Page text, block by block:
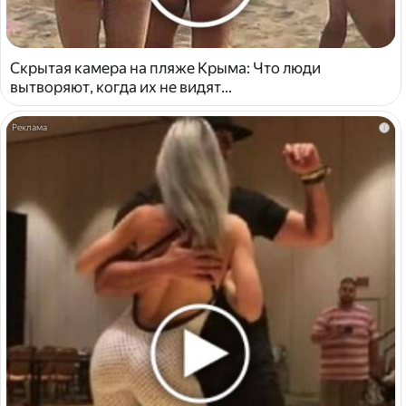
Скрытая камера на пляже Крыма: Что люди
вытворяют, когда их не видят...
i